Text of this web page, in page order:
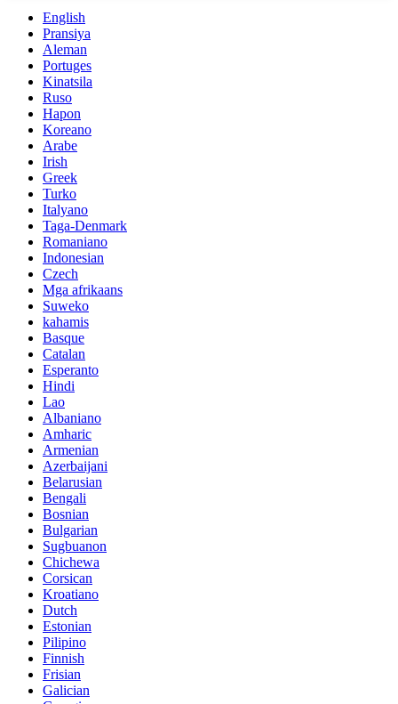
English
Pransiya
Aleman
Portuges
Kinatsila
Ruso
Hapon
Koreano
Arabe
Irish
Greek
Turko
Italyano
Taga-Denmark
Romaniano
Indonesian
Czech
Mga afrikaans
Suweko
kahamis
Basque
Catalan
Esperanto
Hindi
Lao
Albaniano
Amharic
Armenian
Azerbaijani
Belarusian
Bengali
Bosnian
Bulgarian
Sugbuanon
Chichewa
Corsican
Kroatiano
Dutch
Estonian
Pilipino
Finnish
Frisian
Galician